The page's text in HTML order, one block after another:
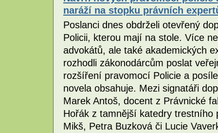
naráží na stopku právních
Poslanci dnes obdrželi otevřený
Policii, kterou mají na stole. Více
advokátů, ale také akademických
rozhodli zákonodárcům poslat
rozšíření pravomocí Policie a
novela obsahuje. Mezi signatáři
Marek Antoš, docent z Právnické
Hořák z tamnější katedry
Mikš, Petra Buzková či Lucie